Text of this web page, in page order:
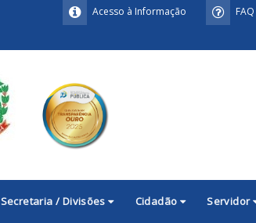
FAQ
Acesso à Informação
Secretaria / Divisões Cidadão Servidor